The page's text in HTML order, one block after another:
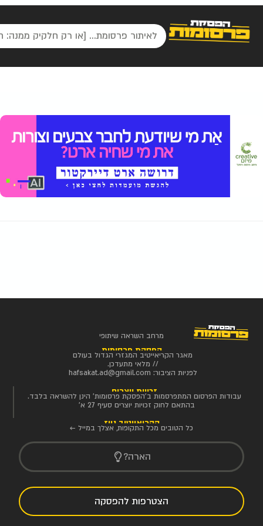
מרחב השראה שיתופי
הפסקת פרסומות
מאגר הקריאייטיב המגזרי הגדול בעולם
// מלאי מתעדכן.
לפניות הציבור: hafsakat.ad@gmail.com
זכויות יוצרים
עבודות הפרסום המתפרסמות ב'הפסקת פרסומות' הינן להשראה בלבד.
בהתאם לחוק זכויות יוצרים סעיף 27 א'
הקריאייטיב ניוז
כל הטובים מכל התקופות, אצלך במייל ←
הארה?
הצטרפות להפסקה